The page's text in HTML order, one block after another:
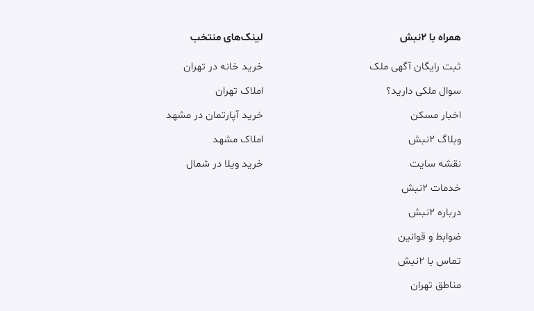
همراه با ۲نبش
ثبت رایگان آگهی ملک
سوال ملکی دارید؟
اخبار مسکن
وبلاگ ۲نبش
نقشه سایت
خدمات ۲نبش
درباره ۲نبش
ضوابط و قوانین
تماس با ۲نبش
مناطق تهران
لینک‌های منتخب
خرید خانه در تهران
املاک تهران
خرید آپارتمان در مشهد
املاک مشهد
خرید ویلا در شمال